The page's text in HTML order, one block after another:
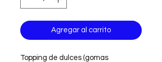
Agregar al carrito
Topping de dulces (gomas